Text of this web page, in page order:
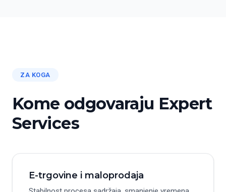
ZA KOGA
Kome odgovaraju Expert
Services
E-trgovine i maloprodaja